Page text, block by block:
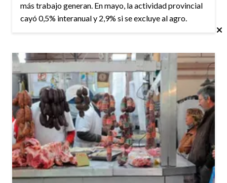
más trabajo generan. En mayo, la actividad provincial
cayó 0,5% interanual y 2,9% si se excluye al agro.